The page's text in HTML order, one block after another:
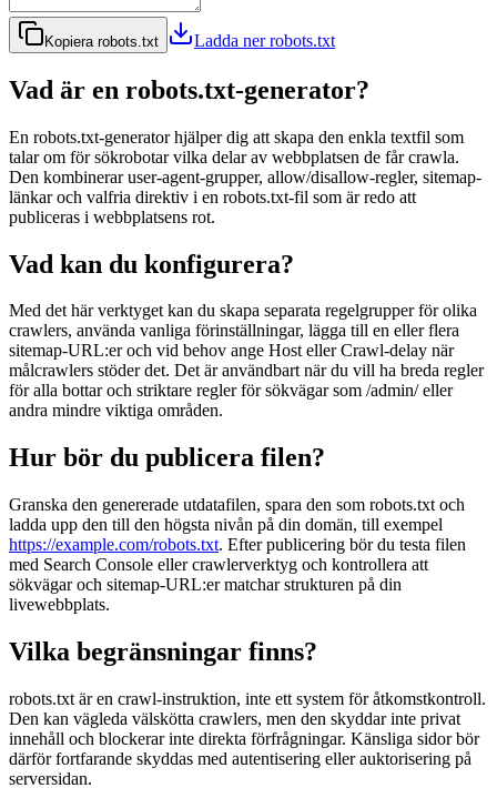
Kopiera robots.txt Ladda ner robots.txt
Vad är en robots.txt-generator?
En robots.txt-generator hjälper dig att skapa den enkla textfil som
talar om för sökrobotar vilka delar av webbplatsen de får crawla.
Den kombinerar user-agent-grupper, allow/disallow-regler, sitemap-
länkar och valfria direktiv i en robots.txt-fil som är redo att
publiceras i webbplatsens rot.
Vad kan du konfigurera?
Med det här verktyget kan du skapa separata regelgrupper för olika
crawlers, använda vanliga förinställningar, lägga till en eller flera
sitemap-URL:er och vid behov ange Host eller Crawl-delay när
målcrawlers stöder det. Det är användbart när du vill ha breda regler
för alla bottar och striktare regler för sökvägar som /admin/ eller
andra mindre viktiga områden.
Hur bör du publicera filen?
Granska den genererade utdatafilen, spara den som robots.txt och
ladda upp den till den högsta nivån på din domän, till exempel
https://example.com/robots.txt. Efter publicering bör du testa filen
med Search Console eller crawlerverktyg och kontrollera att
sökvägar och sitemap-URL:er matchar strukturen på din
livewebbplats.
Vilka begränsningar finns?
robots.txt är en crawl-instruktion, inte ett system för åtkomstkontroll.
Den kan vägleda välskötta crawlers, men den skyddar inte privat
innehåll och blockerar inte direkta förfrågningar. Känsliga sidor bör
därför fortfarande skyddas med autentisering eller auktorisering på
serversidan.